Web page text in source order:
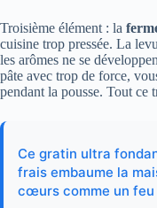
Troisième élément : la
cuisine trop pressée. La
les arômes ne se
pâte avec trop de force,
pendant la pousse. Tout ce
Ce gratin ultra
frais embaume la
cœurs comme un feu